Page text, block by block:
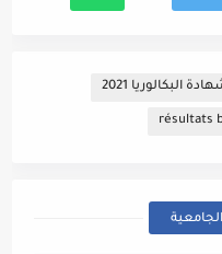
البكالوريا 2021
résultats